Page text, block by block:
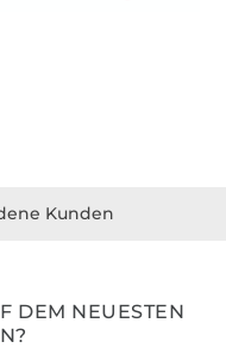
DEM NEUESTEN